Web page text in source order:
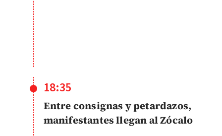
18:35
Entre consignas y petardazos,
manifestantes llegan al Zócalo